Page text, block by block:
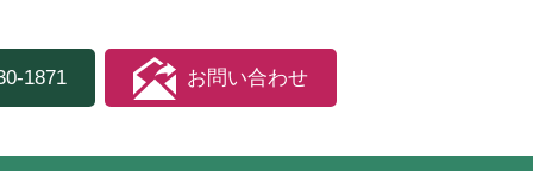
1871 お問い合わせ